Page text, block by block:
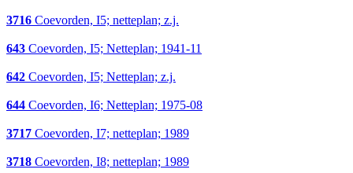
3716 Coevorden, I5; netteplan; z.j.
643 Coevorden, I5; Netteplan; 1941-11
642 Coevorden, I5; Netteplan; z.j.
644 Coevorden, I6; Netteplan; 1975-08
3717 Coevorden, I7; netteplan; 1989
3718 Coevorden, I8; netteplan; 1989